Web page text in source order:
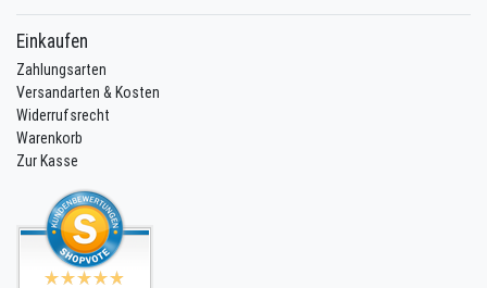
Einkaufen
Zahlungsarten
Versandarten & Kosten
Widerrufsrecht
Warenkorb
Zur Kasse